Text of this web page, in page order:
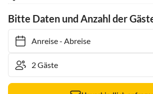
Bitte Daten und Anzahl der
Anreise- Abreise